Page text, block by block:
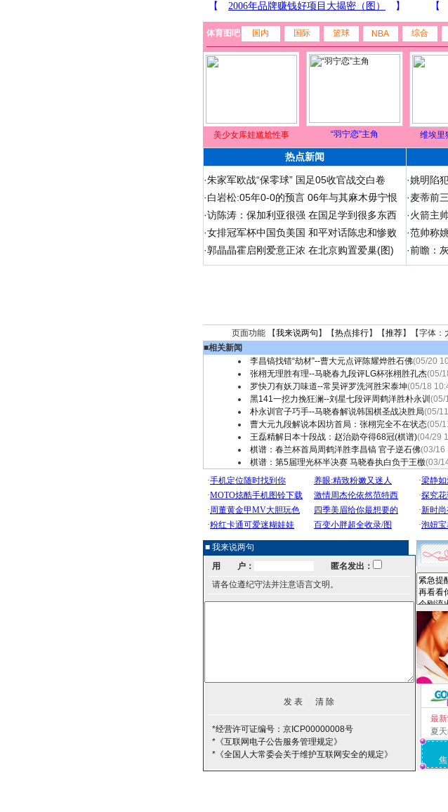
体育图吧 国内 国际 篮球 NBA 综合
美少女库娃尴尬性事 “羽宁恋”主角 维埃里
热点新闻
·朱家军欧战“保零球” 国足05收官战交白卷
·白岩松:05年0-0的预言 06年与其麻木毋宁恨
·访陈涛：保加利亚很强 在国足学到很多东西
·女排冠军杯中国负美国 和平对话陈忠和惨败
·郭晶晶霍启刚爱意正浓 在北京购置爱巢(图)
·姚明陷
·麦蒂前
·火箭主
·范帅称
·前瞻：
页面功能 【我来说两句 】【热点排行】【推荐】【字体：
■相关新闻
李昌镐找错“劫材”--曹大元点评陈耀烨胜石佛(05/20
张栩无理胜有理--马晓春九段评LG杯张栩胜孔杰(05/
罗快刀有妖刀味道--常昊评罗洗河胜宋泰坤(05/18
黑141一挖力挽狂澜--刘星七段评周鹤洋胜朴永训 (05/
朴永训官子巧手--马晓春解说韩国棋圣战决胜局(05/
曹大元九段解说本因坊首局：张栩完全不在状态(05/
王磊精解日本十段战：赵治勋夺得68冠(棋谱)(04/29
棋谱：春兰杯首局周鹤洋胜李昌镐 官子逆石佛(03/16
棋谱：第5届理光杯半决赛 马晓春执白负于王檄(03/
■ 我来说两句
用 户：
匿名发出：
请各位遵纪守法并注意语言文明。
*经营许可证编号：京ICP00000008号
*《互联网电子公告服务管理规定》
*《全国人大常委会关于维护互联网安全的规定》
最
夏